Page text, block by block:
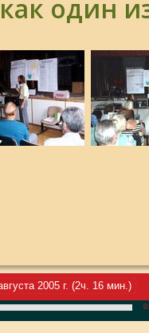
один